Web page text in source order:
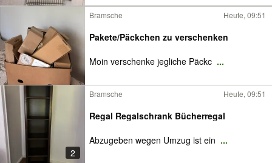
Bramsche Heute, 09:51
Pakete/Päckchen zu verschenken
Moin verschenke jegliche Päckc ...
2
Bramsche Heute, 09:51
Regal Regalschrank Bücherregal
Abzugeben wegen Umzug ist ein ...